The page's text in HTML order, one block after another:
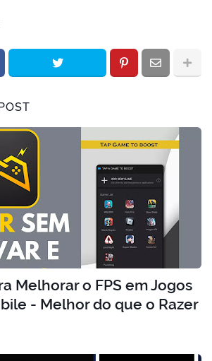
Melhorar o FPS em Jogos
- Melhor do que o Razer